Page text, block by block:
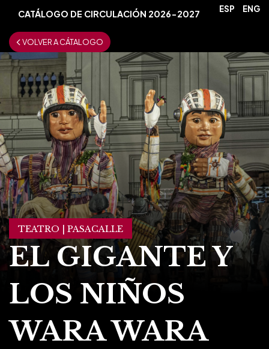
CATÁLOGO DE CIRCULACIÓN 2026-2027
VOLVER A CÁTALOGO
ESP ENG
TEATRO | PASACALLE
EL GIGANTE Y
LOS NIÑOS
WARA WARA